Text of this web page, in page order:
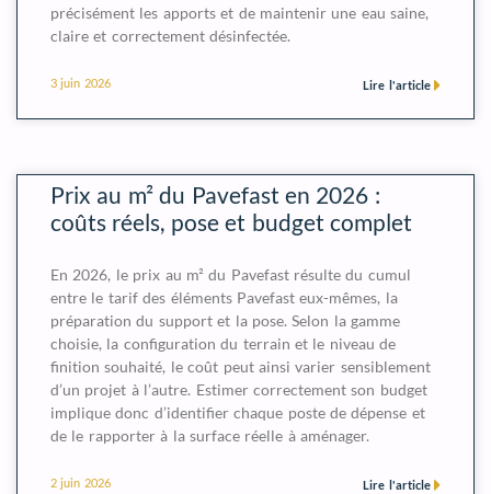
précisément les apports et de maintenir une eau saine,
claire et correctement désinfectée.
Lire l'article
3 juin 2026
Prix au m² du Pavefast en 2026 :
coûts réels, pose et budget complet
En 2026, le prix au m² du Pavefast résulte du cumul
entre le tarif des éléments Pavefast eux-mêmes, la
préparation du support et la pose. Selon la gamme
choisie, la configuration du terrain et le niveau de
finition souhaité, le coût peut ainsi varier sensiblement
d’un projet à l’autre. Estimer correctement son budget
implique donc d’identifier chaque poste de dépense et
de le rapporter à la surface réelle à aménager.
Lire l'article
2 juin 2026